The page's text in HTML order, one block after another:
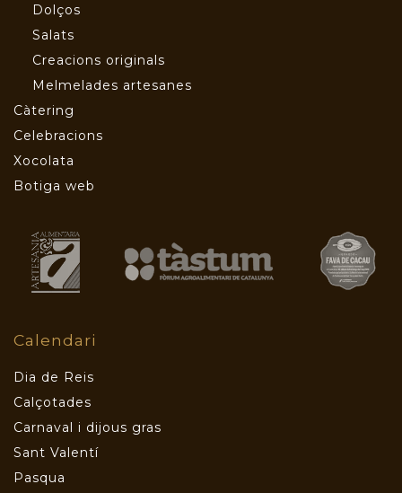
Dolços
Salats
Creacions originals
Melmelades artesanes
Càtering
Celebracions
Xocolata
Botiga web
Calendari
Dia de Reis
Calçotades
Carnaval i dijous gras
Sant Valentí
Pasqua